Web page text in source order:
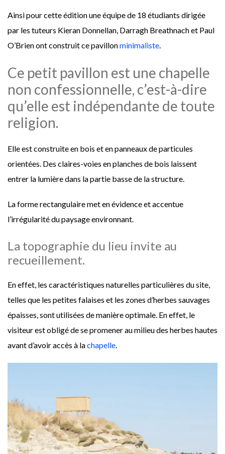
Ainsi pour cette édition une équipe de 18 étudiants dirigée
par les tuteurs Kieran Donnellan, Darragh Breathnach et Paul
O’Brien ont construit ce pavillonminimaliste.
Ce petit pavillon est une chapelle
non confessionnelle, c’est-à-dire
qu’elle est indépendante de toute
religion.
Elle est construite en bois et en panneaux de particules
orientées. Des claires-voies en planches de bois laissent
entrer la lumière dans la partie basse de la structure.
La forme rectangulaire met en évidence et accentue
l’irrégularité du paysage environnant.
La topographie du lieu invite au
recueillement.
En effet, les caractéristiques naturelles particulières du site,
telles que les petites falaises et les zones d’herbes sauvages
épaisses, sont utilisées de manière optimale. En effet, le
visiteur est obligé de se promener au milieu des herbes hautes
avant d’avoir accès à lachapelle.